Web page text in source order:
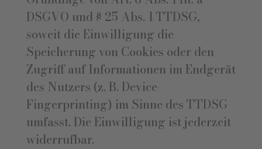
DSGVO und § 25 Abs. 1 TTDSG,
soweit die Einwilligung die
Speicherung von Cookies oder den
Zugriff auf Informationen im Endgerät
des Nutzers (z. B. Device-
Fingerprinting) im Sinne des TTDSG
umfasst. Die Einwilligung ist jederzeit
widerrufbar.